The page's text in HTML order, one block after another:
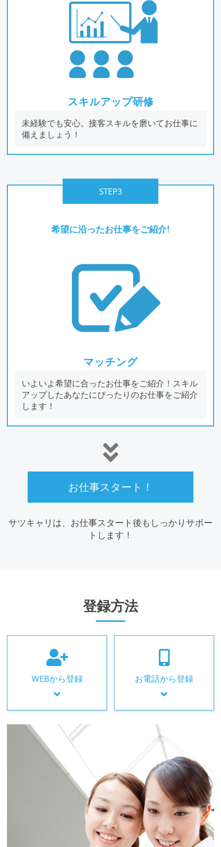
スキルアップ研修
未経験でも安⼼。接客スキルを磨いてお仕事に
備えましょう！
STEP3
希望に沿ったお仕事をご紹介!
マッチング
いよいよ希望に合ったお仕事をご紹介！スキル
アップしたあなたにぴったりのお仕事をご紹介
します！
お仕事スタート！
サツキャリは、お仕事スタート後もしっかりサポー
トします！
登録⽅法
WEBから登録 お電話から登録